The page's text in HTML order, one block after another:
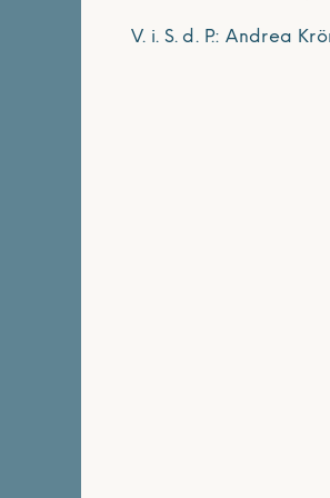
V. i. S. d. P.: Andrea